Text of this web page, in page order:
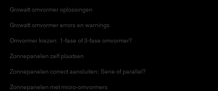
Growatt omvormer oplossingen
Growatt omvormer errors en warnings
Omvormer kiezen: 1-fase of 3-fase omvormer?
Zonnepanelen zelf plaatsen
Zonnepanelen correct aansluiten: Serie of parallel?
Zonnepanelen met micro-omvormers